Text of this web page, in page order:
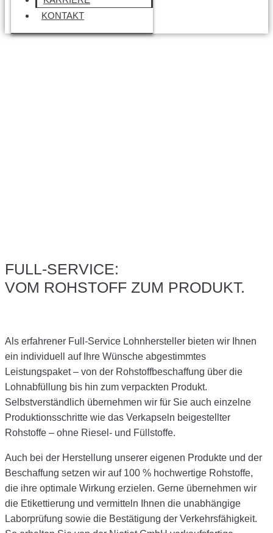
KONTAKT
FULL-SERVICE:
VOM ROHSTOFF ZUM PRODUKT.
Als erfahrener Full-Service Lohnhersteller bieten wir Ihnen
ein individuell auf Ihre Wünsche abgestimmtes
Leistungspaket – von der Rohstoffbeschaffung über die
Lohnabfüllung bis hin zum verpackten Produkt.
Selbstverständlich übernehmen wir für Sie auch einzelne
Produktionsschritte wie das Verkapseln beigestellter
Rohstoffe – ohne Riesel- und Füllstoffe.
Auch bei der Herstellung unserer eigenen Produkte und der
Beschaffung setzen wir auf 100 % hochwertige Rohstoffe,
die ihre optimale Wirkung erzielen. Gerne übernehmen wir
die Etikettierung und vermitteln Ihnen die unabhängige
Laborprüfung sowie die Bestätigung der Verkehrsfähigkeit.